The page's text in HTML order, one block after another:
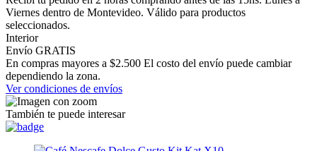
Viernes dentro de Montevideo. Válido para productos
seleccionados.
Interior
Envío GRATIS
En compras mayores a $2.500 El costo del envío puede cambiar
dependiendo la zona.
Ver condiciones de envíos
También te puede interesar